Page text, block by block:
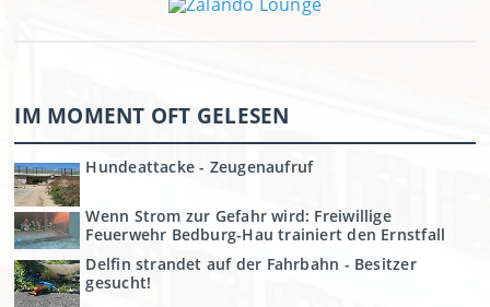
IM MOMENT OFT GELESEN
Hundeattacke - Zeugenaufruf
Wenn Strom zur Gefahr wird: Freiwillige
Feuerwehr Bedburg-Hau trainiert den Ernstfall
Delfin strandet auf der Fahrbahn - Besitzer
gesucht!